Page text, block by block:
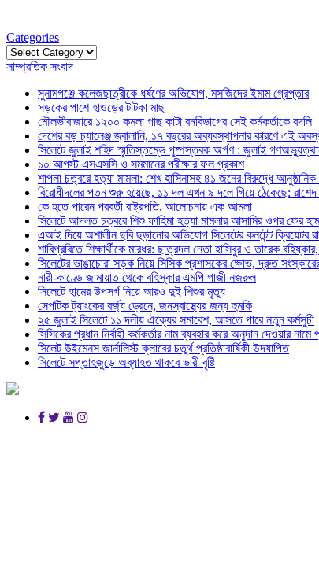
Categories
Categories
সাম্প্রতিক সংবাদ
সুনামগঞ্জে কলেজছাত্রীকে ধর্ষণের অভিযোগ, মসজিদের ইমাম গ্রেপ্তার
সড়কের পাশে হাওড়ের টাটকা মাছ
মৌলভীবাজারে ১২০০ কমলা গাছ কাটা বনবিভাগের সেই কর্মকর্তাকে বদলি
দেশের বড় চ্যালেঞ্জ জ্বালানি, ১৭ বছরের অব্যবস্থাপনার কারণে এই
সিলেটে জুলাই শহিদ স্মৃতিস্তম্ভে পুষ্পস্তবক অর্পণ : জুলাই
১০ আগস্ট এসএসসি ও সমমানের পরীক্ষার ফল প্রকাশ
শাপলা চত্বরে হত্যা মামলা: শেখ হাসিনাসহ ৪১ জনের বিরুদ্ধে
বিরোধীদলের পতন শুরু হয়েছে, ১১ দল এখন ৯ দলে গিয়ে ঠেকেছে: রাশেদ
কে হতে পারেন পরবর্তী রাষ্ট্রপতি, আলোচনায় এক আমলা
সিলেটে আদলত চত্বরে শিশু ফাহিমা হত্যা মামলার আসামির ওপর ফের
এআই দিয়ে অশালীন ছবি ছড়ানোর অভিযোগ সিলেটের কনটেন্ট ক্রিয়েটর
শাবিপ্রবিতে শিক্ষার্থীকে মারধর: ছাত্রদল নেতা হাসিবুর ও তারেক
সিলেটের ভাঙাচোরা সড়ক নিয়ে সিসিক প্রশাসকের ক্ষোভ, দ্রুত
নারী-কাণ্ডে জামায়াত থেকে বহিস্কার এমপি গাজী নজরুল
সিলেটে হামের উপসর্গ নিয়ে আরও দুই শিশুর মৃত্যু
সেপটিক ট্যাংকের বর্জ্য ড্রেনে, জনস্বাস্থ্যের জন্য হুমকি
২৫ জুলাই সিলেটে ১১ দলীয় ঐক্যের সমাবেশ, আসতে পারে নতুন কর্মসুচী
সিসিকের প্রধান নির্বাহী কর্মকর্তার নাম ব্যবহার করে অনুদান দেওয়ার নামে
সিলেট উইমেনস জার্নালিস্ট ক্লাবের চতুর্থ প্রতিষ্ঠাবার্ষিকী উদযাপিত
সিলেটে সপ্তাহজুড়ে অব্যাহত থাকবে ভারী বৃষ্টি